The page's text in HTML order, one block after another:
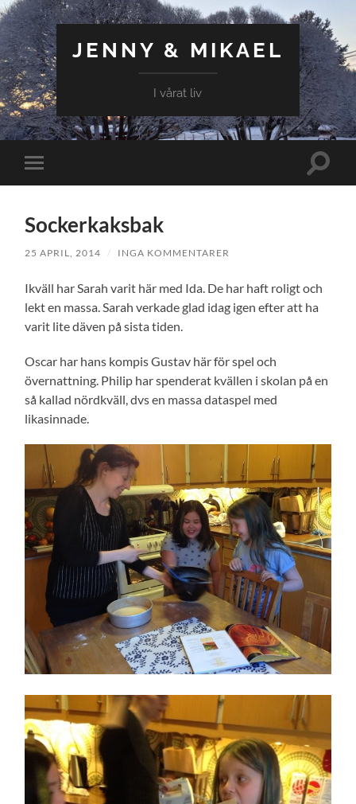
JENNY & MIKAEL
I vårat liv
Slå
på/av
Slå
Sockerkaksbak
25 APRIL, 2014 / INGA KOMMENTARER
Ikväll har Sarah varit här med Ida. De har haft roligt och
lekt en massa. Sarah verkade glad idag igen efter att ha
varit lite däven på sista tiden.
Oscar har hans kompis Gustav här för spel och
övernattning. Philip har spenderat kvällen i skolan på en
så kallad nördkväll, dvs en massa dataspel med
likasinnade.